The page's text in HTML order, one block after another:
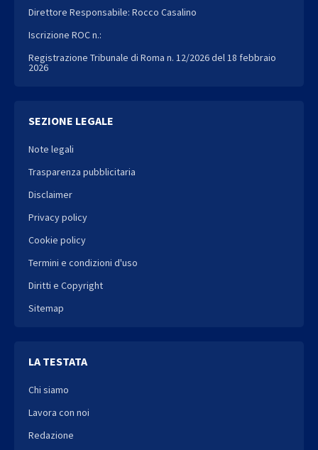
Direttore Responsabile: Rocco Casalino
Iscrizione ROC n.:
Registrazione Tribunale di Roma n. 12/2026 del 18 febbraio
2026
SEZIONE LEGALE
Note legali
Trasparenza pubblicitaria
Disclaimer
Privacy policy
Cookie policy
Termini e condizioni d'uso
Diritti e Copyright
Sitemap
LA TESTATA
Chi siamo
Lavora con noi
Redazione